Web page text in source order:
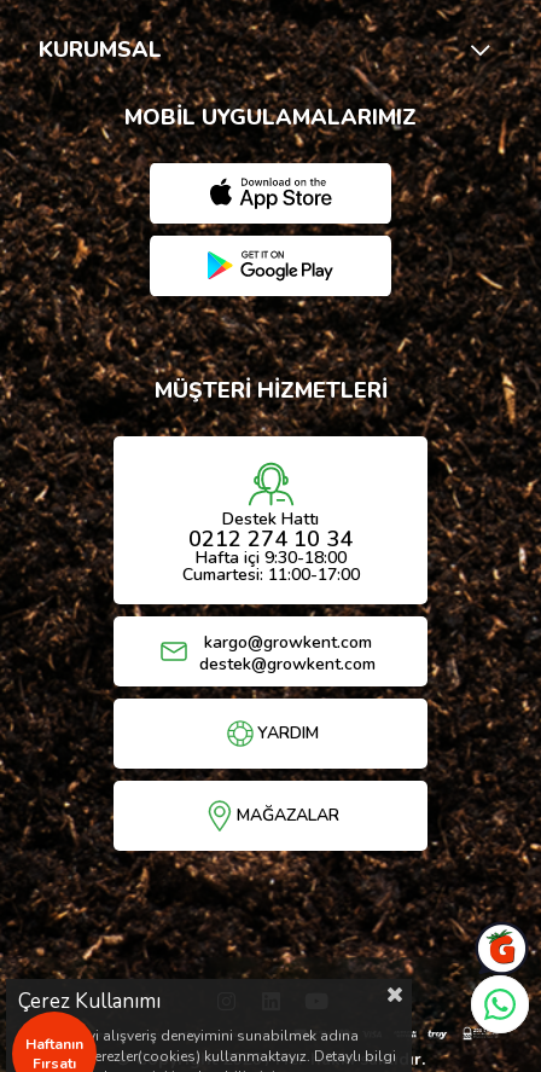
KURUMSAL
MOBİL UYGULAMALARIMIZ
MÜŞTERİ HİZMETLERİ
Destek Hattı
0212 274 10 34
Hafta içi 9:30-18:00
Cumartesi: 11:00-17:00
kargo@growkent.com
destek@growkent.com
YARDIM
MAĞAZALAR
Haftanın
Fırsatı
© Copyright 2026 / Her hakkı saklıdır.
Çerez Kullanımı
Sizlere en iyi alışveriş deneyimini sunabilmek adına
sitemizde çerezler(cookies) kullanmaktayız. Detaylı bilgi